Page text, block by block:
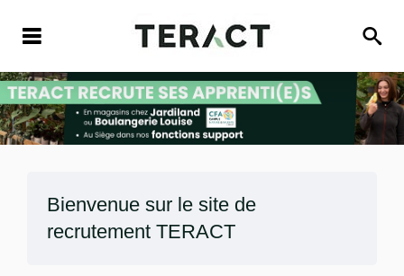
Bienvenue sur le site de
recrutement TERACT